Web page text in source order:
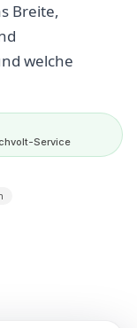
Breite,
welche
Service